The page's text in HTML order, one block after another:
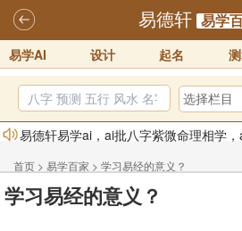
易德轩 易学
易学AI 设计 起名
易德轩易学ai，ai批八字紫微命理相学
体验！！
2025-07-01
易德轩网重构及升能完成，欢迎大家来
首页 > 易学百家 > 学习易经的意义？
学习易经的意义？